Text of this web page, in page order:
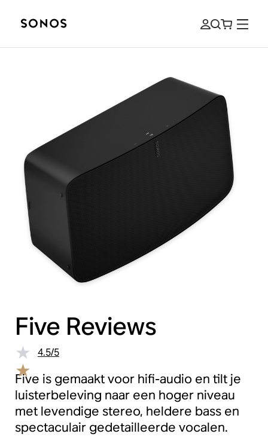
Five Reviews
4.5/5
Five is gemaakt voor hifi-audio en tilt je
luisterbeleving naar een hoger niveau
met levendige stereo, heldere bass en
spectaculair gedetailleerde vocalen.